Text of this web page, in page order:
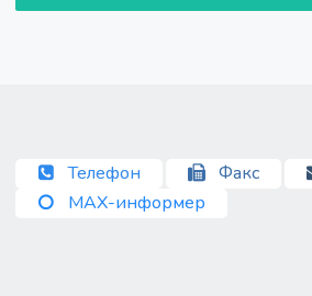
Телефон Факс
MAX-информер